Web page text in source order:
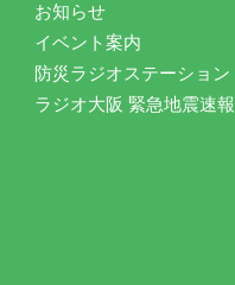
お知らせ
イベント案内
防災ラジオステーション
ラジオ大阪 緊急地震速報